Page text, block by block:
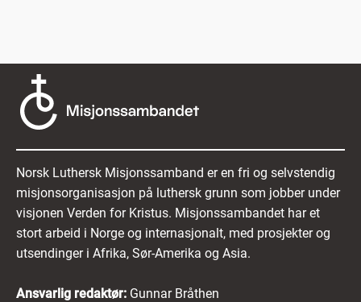
Norsk Luthersk Misjonssamband er en fri og selvstendig
misjonsorganisasjon på luthersk grunn som jobber under
visjonen Verden for Kristus. Misjonssambandet har et
stort arbeid i Norge og internasjonalt, med prosjekter og
utsendinger i Afrika, Sør-Amerika og Asia.
Ansvarlig redaktør: Gunnar Bråthen